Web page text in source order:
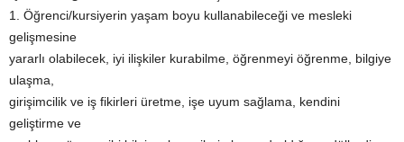
1. Öğrenci/kursiyerin yaşam boyu kullanabileceği ve mesleki
gelişmesine
yararlı olabilecek, iyi ilişkiler kurabilme, öğrenmeyi öğrenme, bilgiye
ulaşma,
girişimcilik ve iş fikirleri üretme, işe uyum sağlama, kendini
geliştirme ve